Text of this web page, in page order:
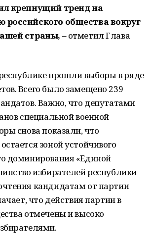
крепнущий тренд на
российского общества вокруг
страны, – отметил Глава
прошли выборы в ряде
Всего было замещено 239
Важно, что депутатами
специальной военной
снова показали, что
зоной устойчивого
доминирования «Единой
избирателей республики
кандидатам от партии
что действия партии в
отмечены и высоко